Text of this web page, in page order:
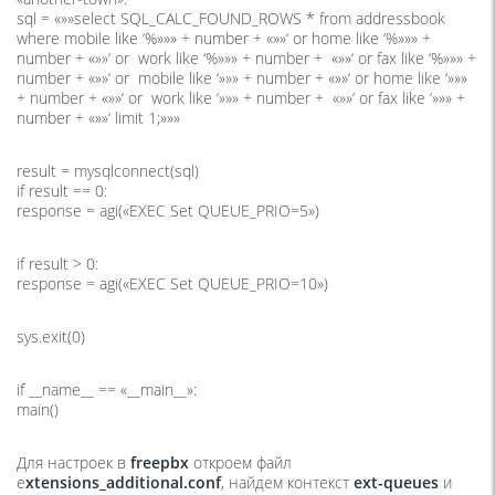
sql = «»»select SQL_CALC_FOUND_ROWS * from addressbook
where mobile like ‘%»»» + number + «»»‘ or home like ‘%»»» +
number + «»»‘ or work like ‘%»»» + number + «»»‘ or fax like ‘%»»» +
number + «»»‘ or mobile like ‘»»» + number + «»»‘ or home like ‘»»»
+ number + «»»‘ or work like ‘»»» + number + «»»‘ or fax like ‘»»» +
number + «»»‘ limit 1;»»»
result = mysqlconnect(sql)
if result == 0:
response = agi(«EXEC Set QUEUE_PRIO=5»)
if result > 0:
response = agi(«EXEC Set QUEUE_PRIO=10»)
sys.exit(0)
if __name__ == «__main__»:
main()
Для настроек в freepbx откроем файл
extensions_additional.conf, найдем контекст ext-queues и